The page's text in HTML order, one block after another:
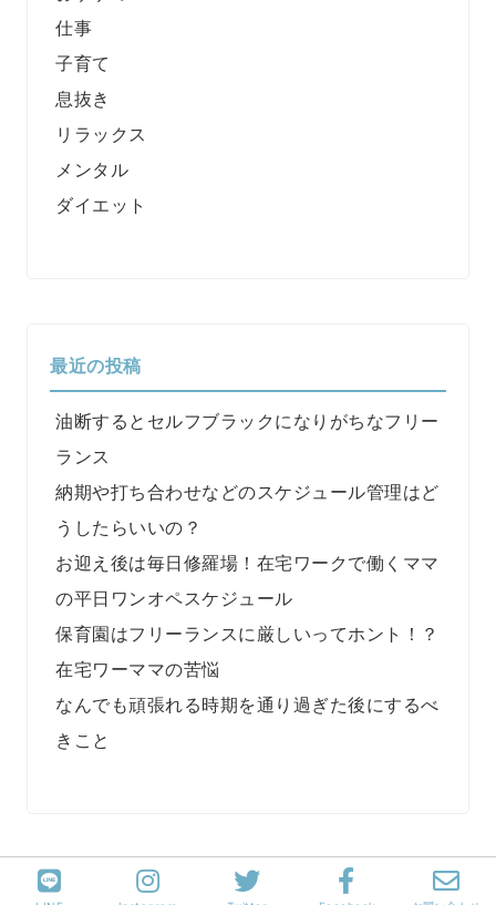
仕事
子育て
息抜き
リラックス
メンタル
ダイエット
最近の投稿
油断するとセルフブラックになりがちなフリー
ランス
納期や打ち合わせなどのスケジュール管理はど
うしたらいいの？
お迎え後は毎日修羅場！在宅ワークで働くママ
の平日ワンオペスケジュール
保育園はフリーランスに厳しいってホント！？
在宅ワーママの苦悩
なんでも頑張れる時期を通り過ぎた後にするべ
きこと